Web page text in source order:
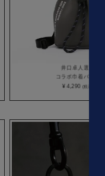
井口卓人選手
コラボ巾着バッグ
¥ 4,290 (税込)